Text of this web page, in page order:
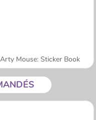
Arty Mouse: Sticker Book